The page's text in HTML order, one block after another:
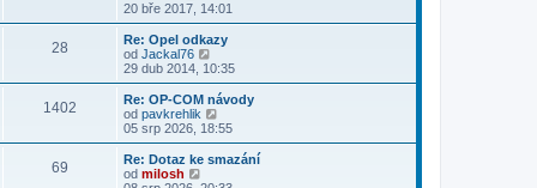
e
í
s
p
ě
v
e
k
í
s
p
e
k
s
e
d
n
í
p
ř
í
s
p
ě
e
í
p
o
b
r
a
z
t
p
o
s
e
d
20 bře 2017, 14:01
28
Re: Opel odkazy
od Jackal76
o
b
r
a
z
p
o
29 dub 2014, 10:35
1402
Re: OP-COM návody
od pavkrehlik
o
b
r
z
05 srp 2026, 18:55
69
Re: Dotaz ke smazání
od milosh